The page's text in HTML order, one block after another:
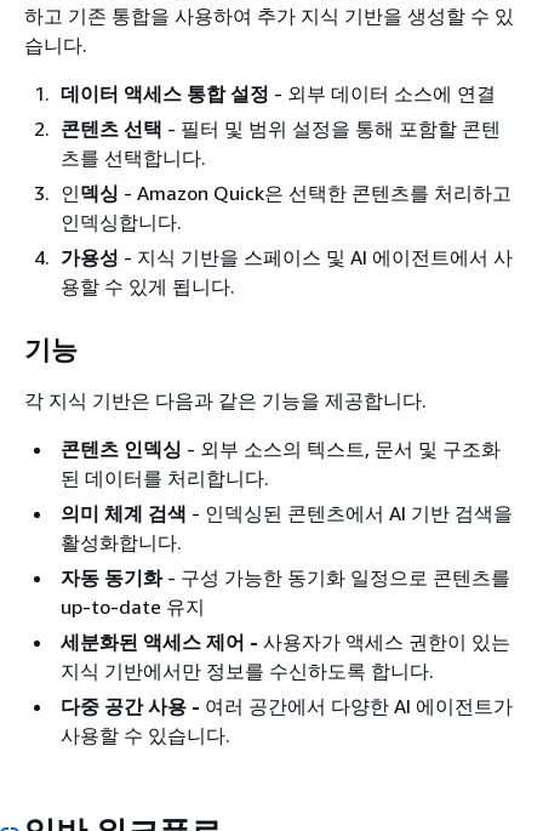
하고 기존 통합을 사용하여 추가 지식 기반을 생성할 수 있
습니다.
데이터 액세스 통합 설정 - 외부 데이터 소스에 연결
콘텐츠 선택 - 필터 및 범위 설정을 통해 포함할 콘텐
츠를 선택합니다.
인덱싱 - Amazon Quick은 선택한 콘텐츠를 처리하고
인덱싱합니다.
가용성 - 지식 기반을 스페이스 및 AI 에이전트에서 사
용할 수 있게 됩니다.
기능
각 지식 기반은 다음과 같은 기능을 제공합니다.
콘텐츠 인덱싱 - 외부 소스의 텍스트, 문서 및 구조화
된 데이터를 처리합니다.
의미 체계 검색 - 인덱싱된 콘텐츠에서 AI 기반 검색을
활성화합니다.
자동 동기화- 구성 가능한 동기화 일정으로 콘텐츠를
up-to-date 유지
세분화된 액세스 제어 - 사용자가 액세스 권한이 있는
지식 기반에서만 정보를 수신하도록 합니다.
다중 공간 사용 - 여러 공간에서 다양한 AI 에이전트가
사용할 수 있습니다.